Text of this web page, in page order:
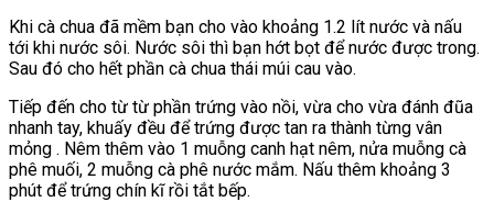
Khi cà chua đã mềm bạn cho vào khoảng 1.2 lít nước và nấu
tới khi nước sôi. Nước sôi thì bạn hớt bọt để nước được trong.
Sau đó cho hết phần cà chua thái múi cau vào.
Tiếp đến cho từ từ phần trứng vào nồi, vừa cho vừa đánh đũa
nhanh tay, khuấy đều để trứng được tan ra thành từng vân
mỏng . Nêm thêm vào 1 muỗng canh hạt nêm, nửa muỗng cà
phê muối, 2 muỗng cà phê nước mắm. Nấu thêm khoảng 3
phút để trứng chín kĩ rồi tắt bếp.